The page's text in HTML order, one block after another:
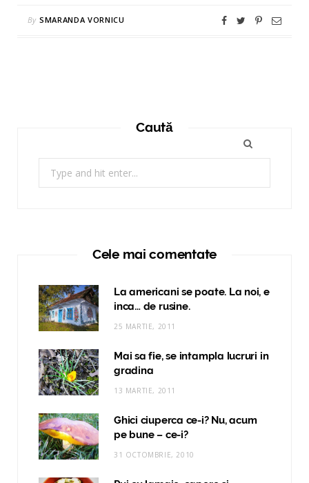
By SMARANDA VORNICU
Caută
for:
Cele mai comentate
La americani se poate. La noi, e
inca… de rusine.
25 MARTIE, 2011
Mai sa fie, se intampla lucruri in
gradina
13 MARTIE, 2011
Ghici ciuperca ce-i? Nu, acum
pe bune – ce-i?
31 OCTOMBRIE, 2010